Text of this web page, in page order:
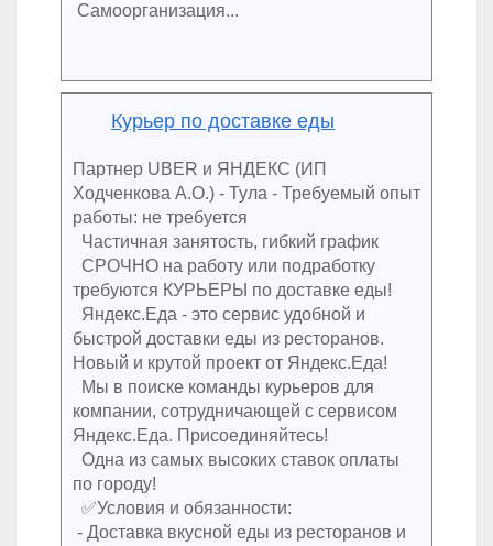
Самоорганизация...
Курьер по доставке еды
Партнер UBER и ЯНДЕКС (ИП
Ходченкова А.О.) - Тула - Требуемый опыт
работы: не требуется
Частичная занятость, гибкий график
СРОЧНО на работу или подработку
требуются КУРЬЕРЫ по доставке еды!
Яндекс.Еда - это сервис удобной и
быстрой доставки еды из ресторанов.
Новый и крутой проект от Яндекс.Еда!
Мы в поиске команды курьеров для
компании, сотрудничающей с сервисом
Яндекс.Еда. Присоединяйтесь!
Одна из самых высоких ставок оплаты
по городу!
✅Условия и обязанности:
- Доставка вкусной еды из ресторанов и